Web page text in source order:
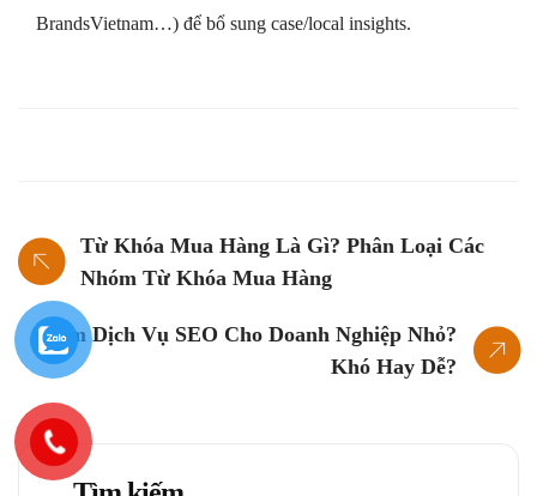
BrandsVietnam…) để bổ sung case/local insights.
Từ Khóa Mua Hàng Là Gì? Phân Loại Các
Nhóm Từ Khóa Mua Hàng
Làm Dịch Vụ SEO Cho Doanh Nghiệp Nhỏ?
Khó Hay Dễ?